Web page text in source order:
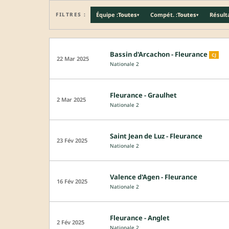
FILTRES : Équipe :Toutes▾ Compét. :Toutes▾
22 Mar 2025 Bassin d'Arcachon - Fleurance CJ
Nationale 2
2 Mar 2025 Fleurance - Graulhet
Nationale 2
23 Fév 2025 Saint Jean de Luz - Fleurance
Nationale 2
16 Fév 2025 Valence d'Agen - Fleurance
Nationale 2
2 Fév 2025 Fleurance - Anglet
Nationale 2